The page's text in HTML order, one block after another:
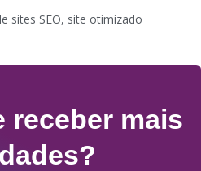
sites SEO, site otimizado
receber mais